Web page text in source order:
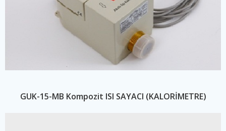
GUK-15-MB Kompozit ISI SAYACI (KALORİMETRE)